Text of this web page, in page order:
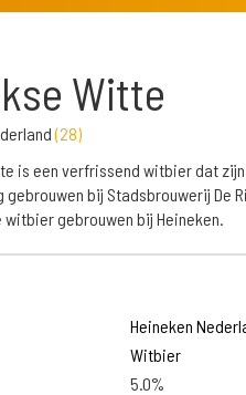
Witte
(28)
is een verfrissend witbier dat
gebrouwen bij Stadsbrouwerij De
gebrouwen bij Heineken.
Heineken
Witbier
5.0%